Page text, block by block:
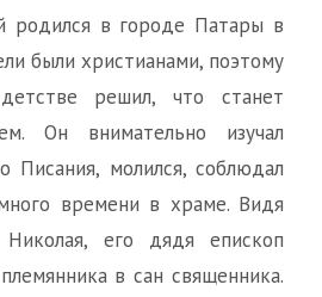
родился в городе Патары в
были христианами, поэтому
решил, что станет
Он внимательно изучал
Писания, молился, соблюдал
времени в храме. Видя
его дядя епископ
в сан священника.